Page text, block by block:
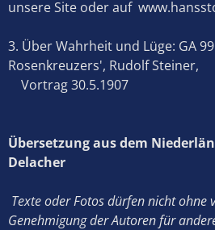
unsere Site oder auf
3. Über Wahrheit und Lüge: GA
Rosenkreuzers', Rudolf Steiner,
Vortrag 30.5.1907
Übersetzung aus dem
Delacher
Texte oder Fotos dürfen nicht ohne
Genehmigung der Autoren für